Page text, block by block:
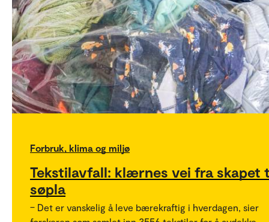
Forbruk, klima og miljø
Tekstilavfall: klærnes vei fra skapet
søpla
– Det er vanskelig å leve bærekraftig i hverdagen, sier